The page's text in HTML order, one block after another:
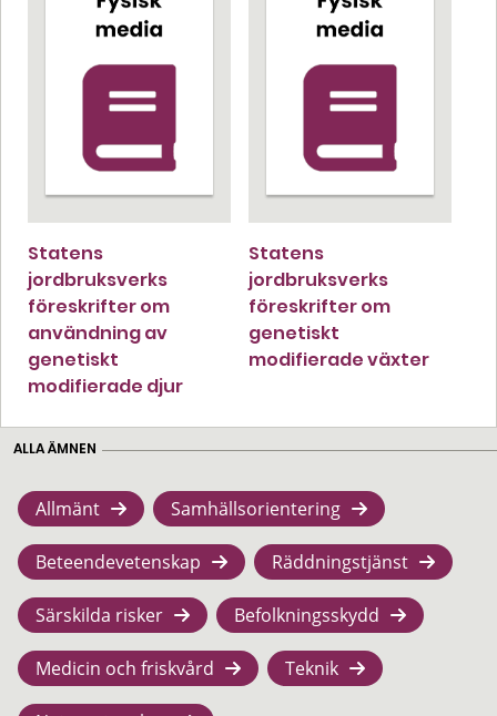
Statens
jordbruksverks
föreskrifter om
användning av
genetiskt
modifierade djur
Statens
jordbruksverks
föreskrifter om
genetiskt
modifierade växter
ALLA ÄMNEN
Allmänt Samhällsorientering
Beteendevetenskap Räddningstjänst
Särskilda risker Befolkningsskydd
Medicin och friskvård Teknik